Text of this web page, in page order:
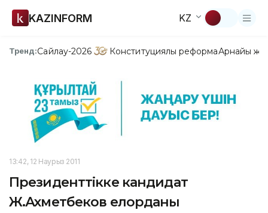
KAZINFORM KZ
Тренд:Сайлау-2026 Конституциялық реформаАрнайы
13:42, 12 Наурыз 2011
Президенттікке кандидат
Ж.Ахметбеков елорданың